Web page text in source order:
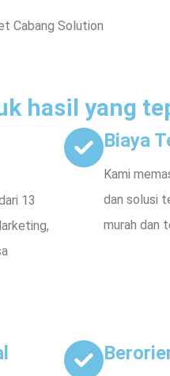
Cabang Solution
hasil yang
13
Biaya
Kami
dan solusi
murah dan